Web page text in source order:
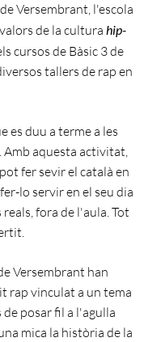
Versembrant, l'escola
de la cultura hip-
cursos de Bàsic 3 de
tallers de rap en
es duu a terme a les
Amb aquesta activitat,
fer sevir el català en
lo servir en el seu dia
fora de l'aula. Tot
Versembrant han
rap vinculat a un tema
posar fil a l'agulla
mica la història de la